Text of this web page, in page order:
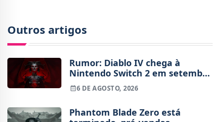
Outros artigos
Rumor: Diablo IV chega à
Nintendo Switch 2 em setembro
e vai custar o preço de um jogo
novo
6 DE AGOSTO, 2026
Phantom Blade Zero está